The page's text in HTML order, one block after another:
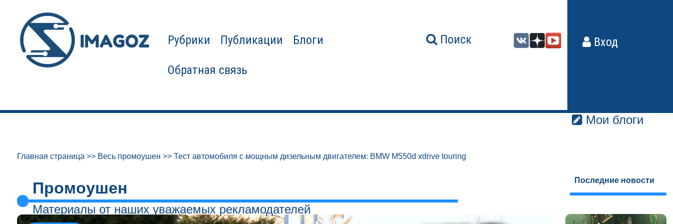
Рубрики Публикации Блоги
Обратная связь
Поиск Вход
Мои блоги
Главная страница >> Весь промоушен >> Тест автомобиля с мощным дизельным двигателем: BMW M550d xdrive touring
Промоушен
Материалы от наших уважаемых рекламодателей
Последние новости